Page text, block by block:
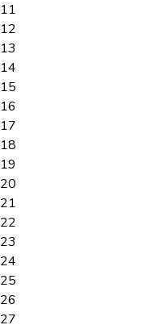
11
12
13
14
15
16
17
18
19
20
21
22
23
24
25
26
27